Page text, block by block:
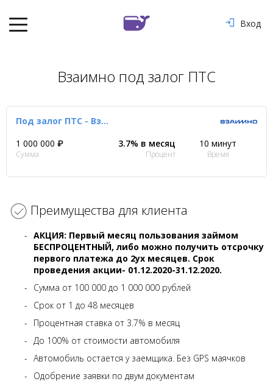
Вход
Взаимно под залог ПТС
Под залог ПТС - Взаимно
1 000 000 ₽
Сумма
3.7% в месяц
Процент
10 минут
Время
Преимущества для клиента
АКЦИЯ: Первый месяц пользования займом
БЕСПРОЦЕНТНЫЙ, либо можно получить отсрочку
первого платежа до 2ух месяцев. Срок
проведения акции- 01.12.2020-31.12.2020.
Сумма от 100 000 до 1 000 000 рублей
Срок от 1 до 48 месяцев
Процентная ставка от 3.7% в месяц
До 100% от стоимости автомобиля
Автомобиль остается у заемщика. Без GPS маячков
Одобрение заявки по двум документам